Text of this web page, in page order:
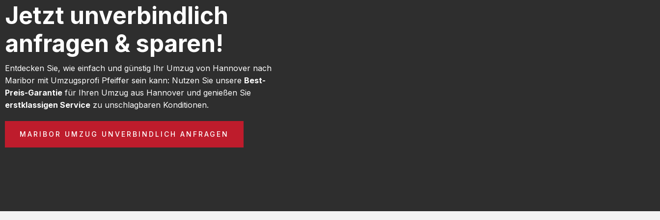
Jetzt unverbindlich
anfragen & sparen!
Entdecken Sie, wie einfach und günstig Ihr Umzug von Hannover nach
Maribor mit Umzugsprofi Pfeiffer sein kann: Nutzen Sie unsere Best-
Preis-Garantie für Ihren Umzug aus Hannover und genießen Sie
erstklassigen Service zu unschlagbaren Konditionen.
MARIBOR UMZUG UNVERBINDLICH ANFRAGEN